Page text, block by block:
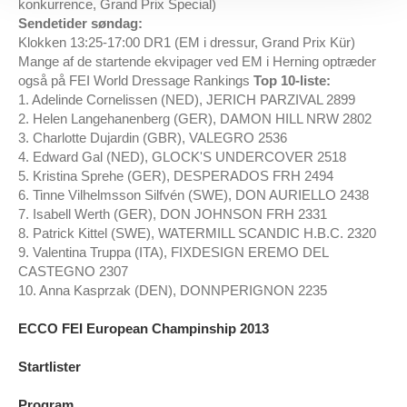
konkurrence, Grand Prix Special)
Sendetider søndag:
Klokken 13:25-17:00 DR1 (EM i dressur, Grand Prix Kür)
Mange af de startende ekvipager ved EM i Herning optræder
også på FEI World Dressage Rankings Top 10-liste:
1. Adelinde Cornelissen (NED), JERICH PARZIVAL 2899
2. Helen Langehanenberg (GER), DAMON HILL NRW 2802
3. Charlotte Dujardin (GBR), VALEGRO 2536
4. Edward Gal (NED), GLOCK'S UNDERCOVER 2518
5. Kristina Sprehe (GER), DESPERADOS FRH 2494
6. Tinne Vilhelmsson Silfvén (SWE), DON AURIELLO 2438
7. Isabell Werth (GER), DON JOHNSON FRH 2331
8. Patrick Kittel (SWE), WATERMILL SCANDIC H.B.C. 2320
9. Valentina Truppa (ITA), FIXDESIGN EREMO DEL
CASTEGNO 2307
10. Anna Kasprzak (DEN), DONNPERIGNON 2235
ECCO FEI European Champinship 2013
Startlister